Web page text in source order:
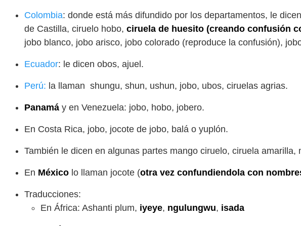
Colombia: donde está más difundido por los departamentos, le
de Castilla, ciruelo hobo, ciruela de huesito (creando confusión
jobo blanco, jobo arisco, jobo colorado (reproduce la confusión),
Ecuador: le dicen obos, ajuel.
Perú: la llaman shungu, shun, ushun, jobo, ubos, ciruelas agrias.
Panamá y en Venezuela: jobo, hobo, jobero.
En Costa Rica, jobo, jocote de jobo, balá o yuplón.
También le dicen en algunas partes mango ciruelo, ciruela
En México lo llaman jocote (otra vez confundiendola con
Traducciones:
En África: Ashanti plum, iyeye, ngulungwu, isada